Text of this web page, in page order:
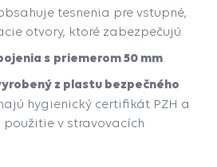
tesnenia pre vstupné,
otvory, ktoré zabezpečujú.
s priemerom 50 mm
z plastu bezpečného
hygienický certifikát PZH a
použitie v stravovacích